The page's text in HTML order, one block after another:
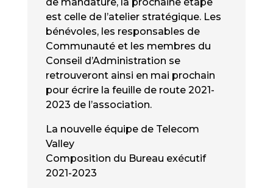
est celle de l’atelier stratégique. Les
bénévoles, les responsables de
Communauté et les membres du
Conseil d’Administration se
retrouveront ainsi en mai prochain
pour écrire la feuille de route 2021-
2023 de l’association.
La nouvelle équipe de Telecom
Valley
Composition du Bureau exécutif
2021-2023